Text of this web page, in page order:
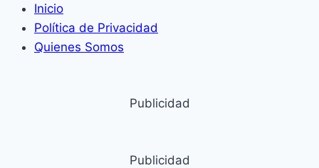
fuga
Inicio
Política de Privacidad
Quienes Somos
Publicidad
Publicidad